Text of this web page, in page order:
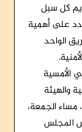
كل سبل
على أهمية
الواحد
الأمسية
والهيئة
مساء الجمعة،
المجلس